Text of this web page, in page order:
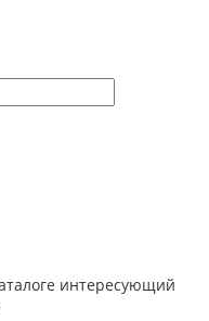
интересующий